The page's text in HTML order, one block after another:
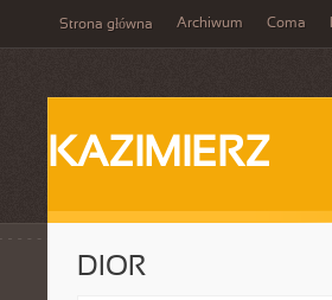
Strona główna Archiwum Coma
KAZIMIERZ
DIOR